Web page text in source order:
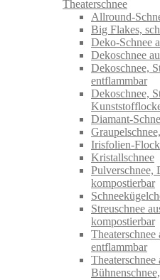
Theaterschnee
Allround-
Big Flakes,
Deko-Schnee
Dekoschnee
Dekoschnee,
entflammbar
Dekoschnee,
Diamant-
Irisfolien-
Kristallschnee
Pulverschnee,
kompostierbar
Streuschnee
kompostierbar
entflammbar